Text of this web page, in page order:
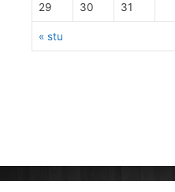
« stu
29 30 31